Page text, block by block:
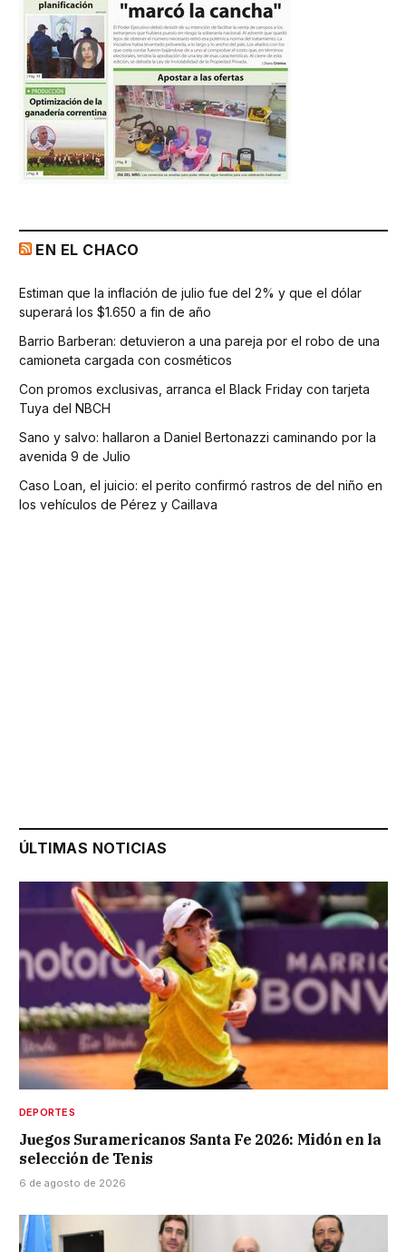
EN EL CHACO
Estiman que la inflación de julio fue del 2% y que el dólar
superará los $1.650 a fin de año
Barrio Barberan: detuvieron a una pareja por el robo de una
camioneta cargada con cosméticos
Con promos exclusivas, arranca el Black Friday con tarjeta
Tuya del NBCH
Sano y salvo: hallaron a Daniel Bertonazzi caminando por la
avenida 9 de Julio
Caso Loan, el juicio: el perito confirmó rastros de del niño en
los vehículos de Pérez y Caillava
ÚLTIMAS NOTICIAS
DEPORTES
Juegos Suramericanos Santa Fe 2026: Midón en la
selección de Tenis
6 de agosto de 2026